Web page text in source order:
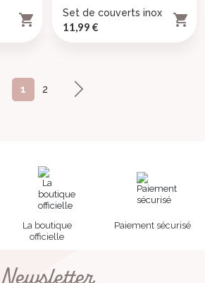
 Set de couverts inox
Prix
11,99 € 
1 2 Suivant
La boutique
officielle
Paiement sécurisé